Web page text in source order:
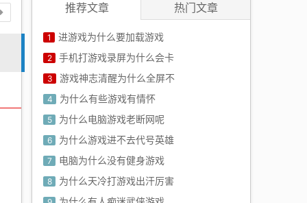
推荐文章 热门文章
1 进游戏为什么要加载游戏
2 手机打游戏录屏为什么会卡
3 游戏神志清醒为什么全屏不
4 为什么有些游戏有情怀
5 为什么电脑游戏老断网呢
6 为什么游戏进不去代号英雄
7 电脑为什么没有健身游戏
8 为什么天冷打游戏出汗厉害